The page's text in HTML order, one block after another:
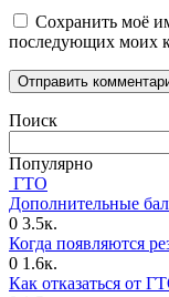
Сохранить моё
последующих моих
Поиск
Популярно
ГТО
Дополнительные
0 3.5к.
Когда появляются
0 1.6к.
Как отказаться от